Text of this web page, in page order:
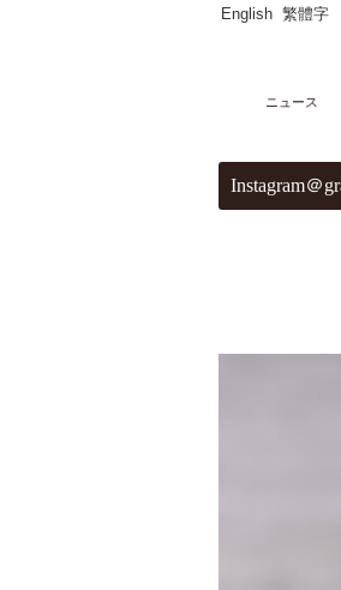
English 繁體字
ニュース
オンラインスト
マーブルデニッ
Instagram＠